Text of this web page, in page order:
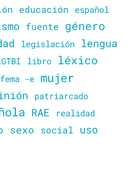
educación
español
fuente
género
legislación lengua
libro léxico
-e mujer
patriarcado
RAE realidad
sexo social uso